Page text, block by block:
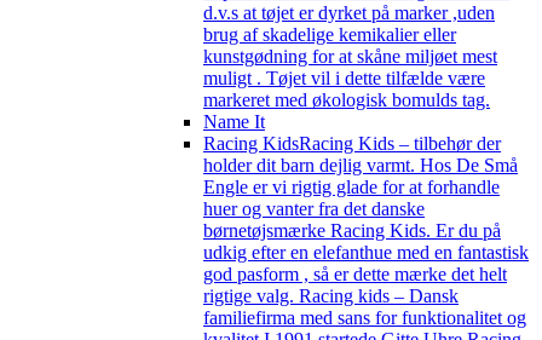
d.v.s at tøjet er dyrket på marker ,uden
brug af skadelige kemikalier eller
kunstgødning for at skåne miljøet mest
muligt . Tøjet vil i dette tilfælde være
markeret med økologisk bomulds tag.
Name It
Racing KidsRacing Kids – tilbehør der
holder dit barn dejlig varmt. Hos De Små
Engle er vi rigtig glade for at forhandle
huer og vanter fra det danske
børnetøjsmærke Racing Kids. Er du på
udkig efter en elefanthue med en fantastisk
god pasform , så er dette mærke det helt
rigtige valg. Racing kids – Dansk
familiefirma med sans for funktionalitet og